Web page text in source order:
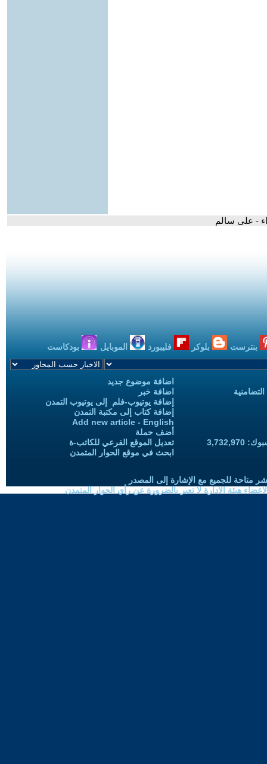
- على سالم
بنترست بلوكر فليبورد الموبايل بودكاست
اضافة موضوع جديد
اضافة خبر
إضافة يوتيوب-فلم إلى يوتيوب التمدن
إضافة كتاب إلى مكتبة التمدن
Add new article - English
أضف حملة
تعديل الموقع الفرعي للكاتب-ة
ابحث في موقع الحوار المتمدن
متاحة للجميع مع الإشارة إلى المصدر
هيئة الادارة لا تعبر بالضرورة عن رأي الحوار المتمدن